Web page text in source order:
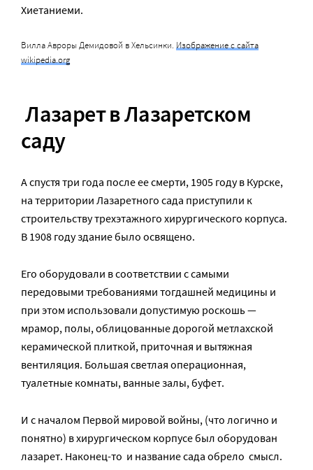
Хиетаниеми.
Вилла Авроры Демидовой в Хельсинки. Изображение с сайта
wikipedia.org
Лазарет в Лазаретском
саду
А спустя три года после ее смерти, 1905 году в Курске,
на территории Лазаретного сада приступили к
строительству трехэтажного хирургического корпуса.
В 1908 году здание было освящено.
Его оборудовали в соответствии с самыми
передовыми требованиями тогдашней медицины и
при этом использовали допустимую роскошь —
мрамор, полы, облицованные дорогой метлахской
керамической плиткой, приточная и вытяжная
вентиляция. Большая светлая операционная,
туалетные комнаты, ванные залы, буфет.
И с началом Первой мировой войны, (что логично и
понятно) в хирургическом корпусе был оборудован
лазарет. Наконец-то и название сада обрело смысл.